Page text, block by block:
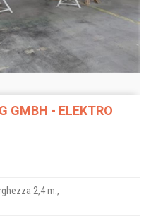
GMBH - ELEKTRO
2,4 m.,